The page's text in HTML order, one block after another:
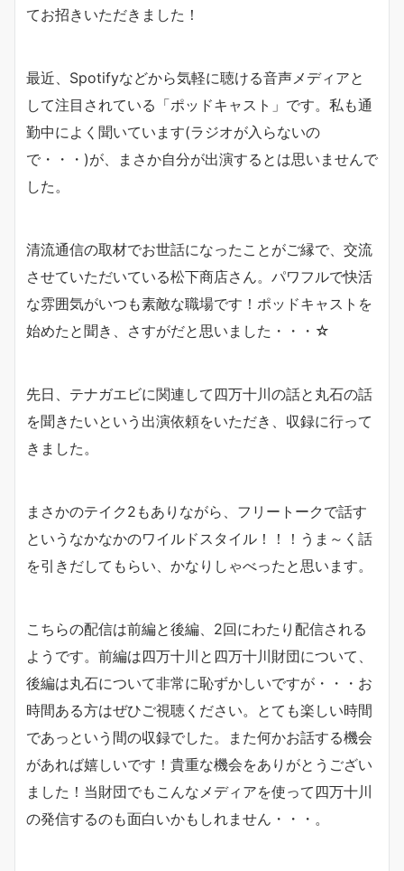
てお招きいただきました！
最近、Spotifyなどから気軽に聴ける音声メディアと
して注目されている「ポッドキャスト」です。私も通
勤中によく聞いています(ラジオが入らないの
で・・・)が、まさか自分が出演するとは思いませんで
した。
清流通信の取材でお世話になったことがご縁で、交流
させていただいている松下商店さん。パワフルで快活
な雰囲気がいつも素敵な職場です！ポッドキャストを
始めたと聞き、さすがだと思いました・・・☆
先日、テナガエビに関連して四万十川の話と丸石の話
を聞きたいという出演依頼をいただき、収録に行って
きました。
まさかのテイク2もありながら、フリートークで話す
というなかなかのワイルドスタイル！！！うま～く話
を引きだしてもらい、かなりしゃべったと思います。
こちらの配信は前編と後編、2回にわたり配信される
ようです。前編は四万十川と四万十川財団について、
後編は丸石について非常に恥ずかしいですが・・・お
時間ある方はぜひご視聴ください。とても楽しい時間
であっという間の収録でした。また何かお話する機会
があれば嬉しいです！貴重な機会をありがとうござい
ました！当財団でもこんなメディアを使って四万十川
の発信するのも面白いかもしれません・・・。